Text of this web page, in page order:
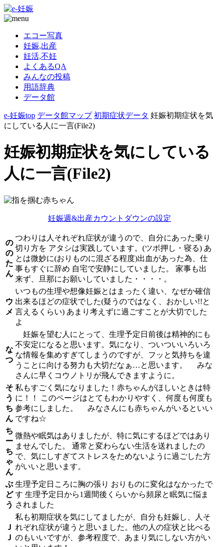
エコー写真
妊娠,出産
妊活,不妊
よくあるQA
みんなの投稿
用語辞典
データ館
e-妊娠top データ館マップ 初期症状データ 妊娠初期症状を気
にしている人に一言(File2)
妊娠初期症状を気にしている
人に一言(File2)
妊娠週&出産カウントダウンの設定
の
の
た
ん
つわりは人それぞれ症状が違うので、自分にあった乗り
切り方を アタシは実践しています。(ツボ押し・寝る) あ
とは微妙に(おりものに混ざる程度)出血があった為、仕
事もすぐに辞め 自宅で安静にしていました。 家事も出
来ず、旦那にお願いしていました・・・・。
ウ
メ
いつもの生理や想像妊娠とはまったく違い、なぜか確信
出来るほどの症状でした(疑うのではなく、おかしい!!と
言えるくらい) あまり考えずに過ごすことが大切でした
よ
な
つ
妊娠を望む人にとって、生理予定日前後は精神的にも
不安定になると思います。気になり、ついついいろいろ
な情報を集めすぎてしまうのですが、フッと気持ちを違
うことに向ける努力も大切だなぁ…と思います。 みな
さんに早くコウノトリが飛んできますように。
そ
う
ち
ん
私もすごく気になりました！赤ちゃんがほしいときは特
に！！ このページはとてもわかりやすく、何度も何度も
参考にしました。 みなさんにも赤ちゃんがいるといい
ですね☆
ち
ー
ち
ゃ
ん
微熱や眠気はありましたが、特に気にするほどではあり
ませんでした。 通常と変わらない生活を送れましたの
で、気にしすぎてストレスをためないように過ごした方
がいいと思います。
ぶ
ど
う
生理予定日ころに胸の張り おりものに変化はなかったで
す 生理予定日から1週間後くらいから頻尿と眠気に悩ま
されました
Ｊ
Ｊ
私も初期症状を気にしてましたが、自分も妊娠し、人そ
れぞれ症状が違うと思いました。他の人の症状と比べる
のもいいですが、参考程度で、あまり気にしない方がい